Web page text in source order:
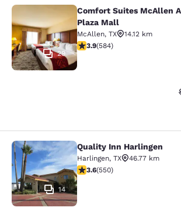
Comfort Suites
29
Comfort Suites McAllen
Plaza Mall
McAllen, TX
14.12 km
calificación de 3.94 estrellas.
3.9(584)
Quality Inn Harlingen
14
Quality Inn Harlingen
Harlingen, TX
46.77 km
calificación de 3.58 estrellas.
3.6(550)